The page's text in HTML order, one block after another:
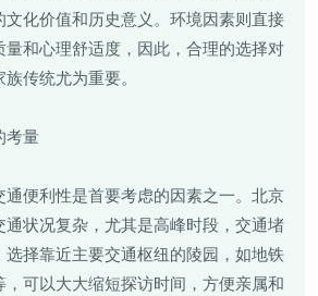
文化价值和历史意义。环境因素则直接
量和心理舒适度，因此，合理的选择对
传统尤为重要。
考量
通便利性是首要考虑的因素之一。北京
通状况复杂，尤其是高峰时段，交通堵
选择靠近主要交通枢纽的陵园，如地铁
可以大大缩短探访时间，方便亲属和